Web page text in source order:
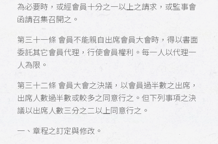
為必要時，或經會員十分之一以上之請求，或監事會
函請召集召開之。
第三十一條 會員不能親自出席會員大會時，得以書面
委託其它會員代理，行使會員權利。每一人以代理一
人為限。
第三十二條 會員大會之決議，以會員過半數之出席，
出席人數過半數或較多之同意行之。但下列事項之決
議以出席人數三分之二以上同意行之。
一、章程之訂定與修改。